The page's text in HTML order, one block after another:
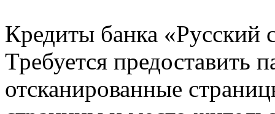
Кредиты банка «Русский
Требуется предоставить
отсканированные